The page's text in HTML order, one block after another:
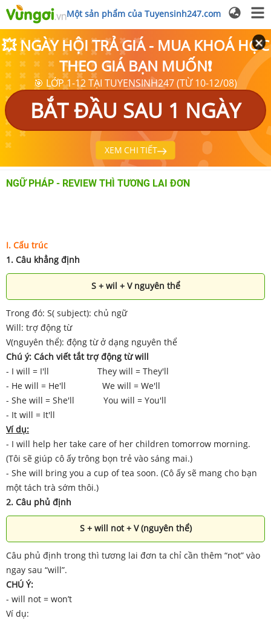
Một sản phẩm của Tuyensinh247.com
💥 NGÀY HỘI TRẢ GIÁ - MUA KHOÁ HỌC
THEO GIÁ BẠN MUỐN❗
🎯 LỚP 1-12 TẠI TUYENSINH247 (TỪ 10-12/08)
BẮT ĐẦU SAU 1 NGÀY
XEM CHI TIẾT
NGỮ PHÁP - REVIEW THÌ TƯƠNG LAI ĐƠN
I. Cấu trúc
1. Câu khẳng định
S + wil + V nguyên thể
Trong đó: S( subject): chủ ngữ
Will: trợ động từ
V(nguyên thể): động từ ở dạng nguyên thể
Chú ý: Cách viết tắt trợ động từ will
- I will = I'll They will = They'll
- He will = He'll We will = We'll
- She will = She'll You will = You'll
- It will = It'll
Ví dụ:
- I will help her take care of her children tomorrow morning.
(Tôi sẽ giúp cô ấy trông bọn trẻ vào sáng mai.)
- She will bring you a cup of tea soon. (Cô ấy sẽ mang cho bạn
một tách trà sớm thôi.)
2. Câu phủ định
S + will not + V (nguyên thể)
Câu phủ định trong thì tương lai đơn ta chỉ cần thêm “not” vào
ngay sau “will”.
CHÚ Ý:
- will not = won’t
Ví dụ: